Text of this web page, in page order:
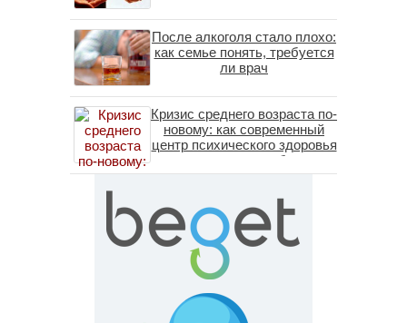
После алкоголя стало плохо:
как семье понять, требуется
ли врач
Кризис среднего возраста по-
новому: как современный
центр психического здоровья
помогает пересобрать
личность без таблеток